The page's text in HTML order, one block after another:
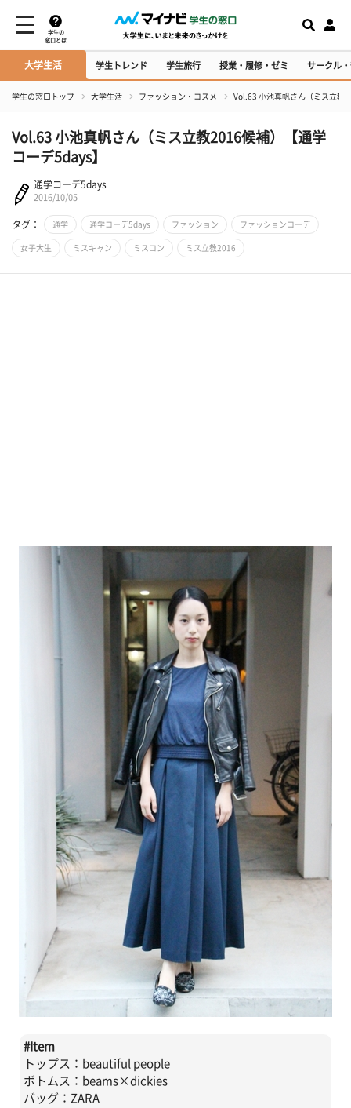
学生の
窓口とは
大学生活 学生トレンド 学生旅行 授業・履修・ゼミ サークル
学生の窓口トップ 大学生活 ファッション・コスメ Vol.63 小池真帆さん（ミス立教
Vol.63 小池真帆さん（ミス立教2016候補）【通学
コーデ5days】
通学コーデ5days
2016/10/05
タグ： 通学 通学コーデ5days ファッション ファッションコーデ
女子大生 ミスキャン ミスコン ミス立教2016
#Item
トップス：beautiful people
ボトムス：beams×dickies
バッグ：ZARA